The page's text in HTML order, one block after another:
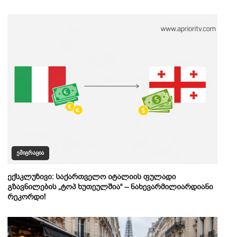
ᲔᲛᲘᲒᲠᲐᲪᲘᲐ
ექსკლუზივი: საქართველო იტალიის ფულადი
გზავნილების „ტოპ ხუთეულშია“ – ნახევარმილიარდიანი
რეკორდი!